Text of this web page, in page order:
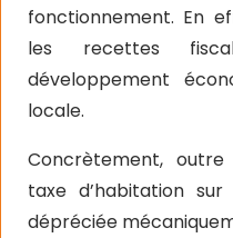
fonctionnement. En
les recettes
développement
locale.
Concrètement,
taxe d’habitation
dépréciée